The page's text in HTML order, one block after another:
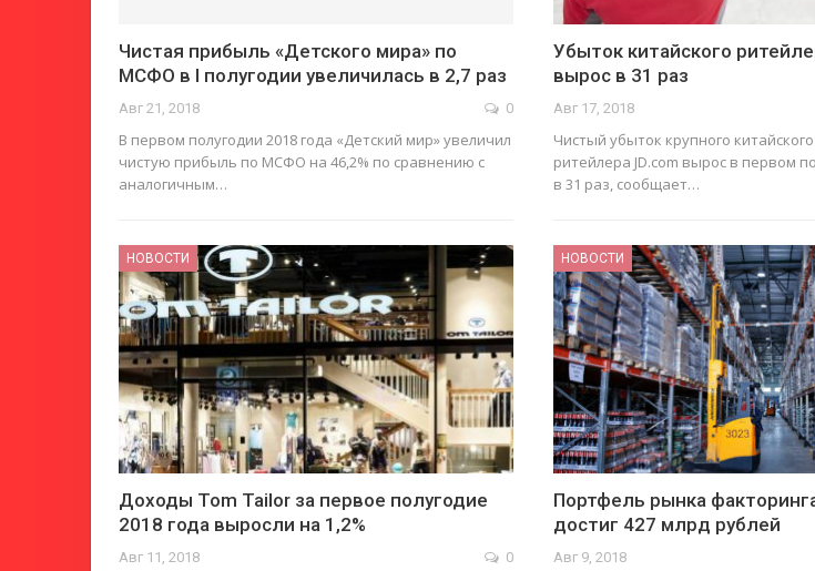
Чистая прибыль «Детского мира» по
МСФО в I полугодии увеличилась в 2,7 раз
Авг 21, 2018 0
В первом полугодии 2018 года «Детский мир» увеличил
чистую прибыль по МСФО на 46,2% по сравнению с
аналогичным…
Убыток китайского
вырос в 31 раз
Авг 17, 2018
Чистый убыток крупного
ритейлера JD.com вырос в первом
в 31 раз, сообщает…
НОВОСТИ
Доходы Tom Tailor за первое полугодие
2018 года выросли на 1,2%
Авг 11, 2018 0
НОВОСТИ
Портфель рынка
достиг 427 млрд рублей
Авг 9, 2018